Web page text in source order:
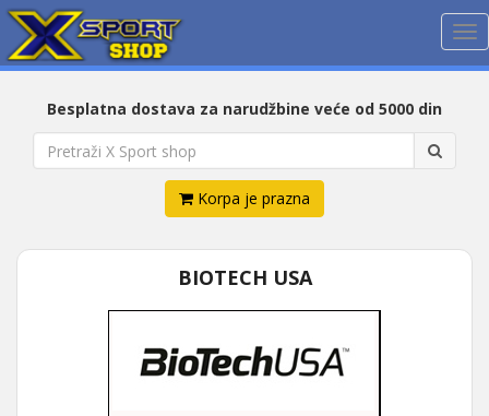
Besplatna dostava za narudžbine veće od 5000 din
Korpa je prazna
BIOTECH USA